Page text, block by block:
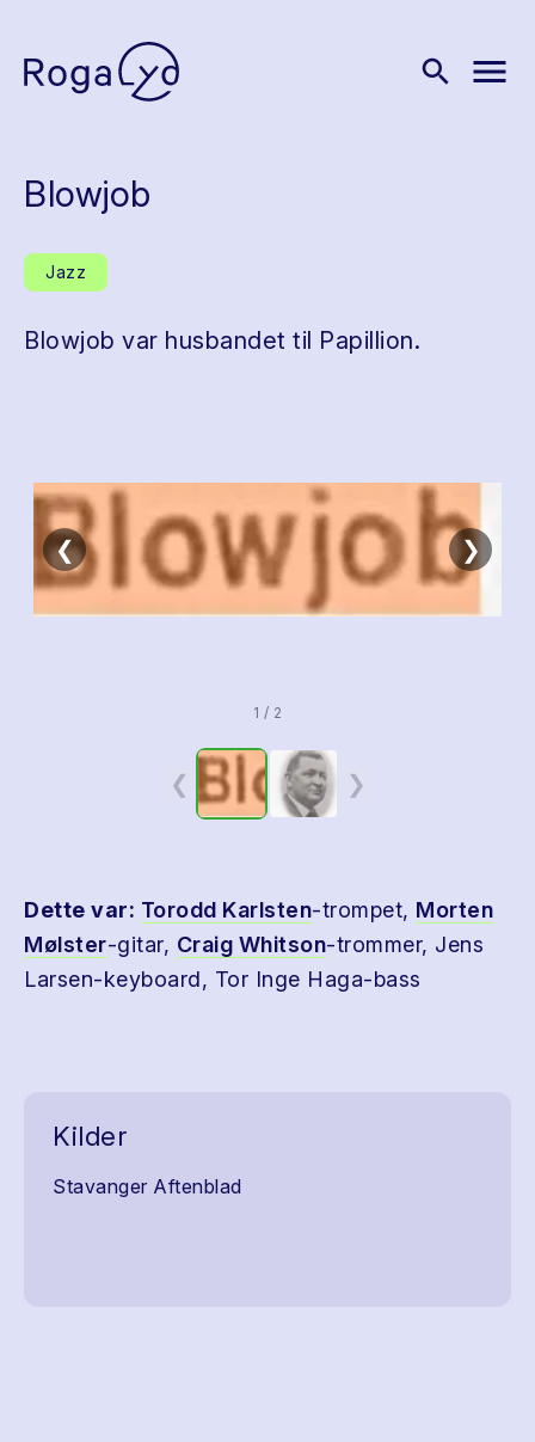
search menu
Blowjob
Jazz
Blowjob var husbandet til Papillion.
❮ ❯
1 / 2
❮ ❯
Dette var: Torodd Karlsten-trompet, Morten
Mølster-gitar, Craig Whitson-trommer, Jens
Larsen-keyboard, Tor Inge Haga-bass
Kilder
Stavanger Aftenblad